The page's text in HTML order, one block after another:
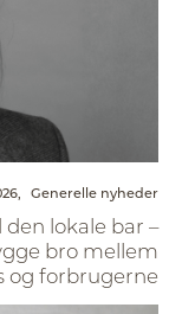
Generelle nyheder
lokale bar –
bro mellem
og forbrugerne